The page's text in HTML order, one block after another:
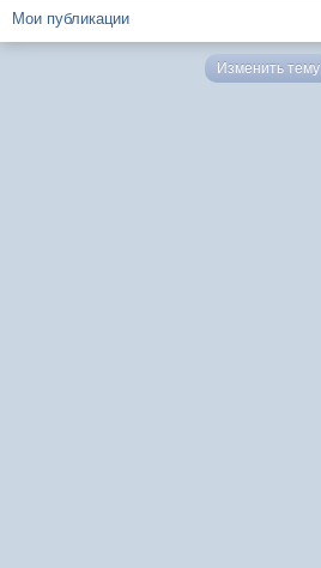
Мои публикации
Изменить тему